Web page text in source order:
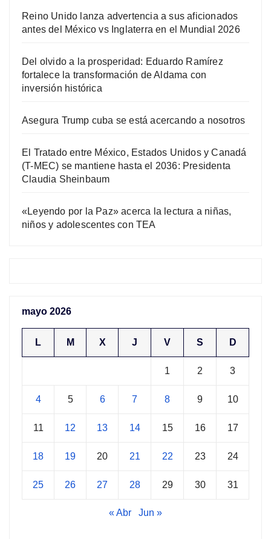
Reino Unido lanza advertencia a sus aficionados
antes del México vs Inglaterra en el Mundial 2026
Del olvido a la prosperidad: Eduardo Ramírez
fortalece la transformación de Aldama con
inversión histórica
Asegura Trump cuba se está acercando a nosotros
El Tratado entre México, Estados Unidos y Canadá
(T-MEC) se mantiene hasta el 2036: Presidenta
Claudia Sheinbaum
«Leyendo por la Paz» acerca la lectura a niñas,
niños y adolescentes con TEA
mayo 2026
L M X J V S D
1 2 3
4 5 6 7 8 9 10
11 12 13 14 15 16 17
18 19 20 21 22 23 24
25 26 27 28 29 30 31
« Abr Jun »